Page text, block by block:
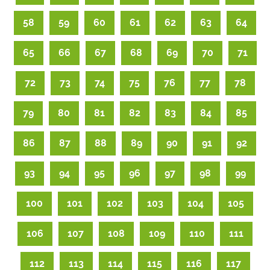
58 59 60 61 62 63 64
65 66 67 68 69 70 71
72 73 74 75 76 77 78
79 80 81 82 83 84 85
86 87 88 89 90 91 92
93 94 95 96 97 98 99
100 101 102 103 104 105
106 107 108 109 110 111
112 113 114 115 116 117